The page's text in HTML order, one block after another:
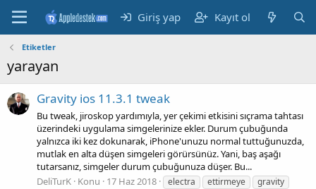
Giriş yap Kayıt ol
Etiketler
yarayan
Gravity ios 11.3.1 tweak
Bu tweak, jiroskop yardımıyla, yer çekimi etkisini sıçrama tahtası
üzerindeki uygulama simgelerinize ekler. Durum çubuğunda
yalnızca iki kez dokunarak, iPhone'unuzu normal tuttuğunuzda,
mutlak en alta düşen simgeleri görürsünüz. Yani, baş aşağı
tutarsanız, simgeler durum çubuğunuza düşer. Bu...
DeliTurK Konu 17 Haz 2018 electra ettirmeye
gravity